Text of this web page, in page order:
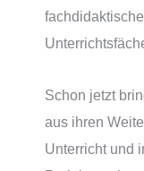
Schon jetzt
aus ihren
Unterricht und